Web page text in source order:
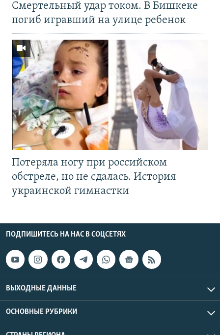
Смертельный удар током. В Бишкеке
погиб игравший на улице ребенок
Потеряла ногу при российском
обстреле, но не сдалась. История
украинской гимнастки
ПОДПИШИТЕСЬ НА НАС В СОЦСЕТЯХ
ВЫХОДНЫЕ ДАННЫЕ
ОСНОВНЫЕ РУБРИКИ